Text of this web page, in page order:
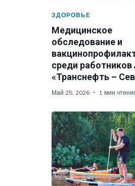
ЗДОРОВЬЕ
Медицинское
обследование и
среди
«Транснефть –
Май 25, 2026 1 мин